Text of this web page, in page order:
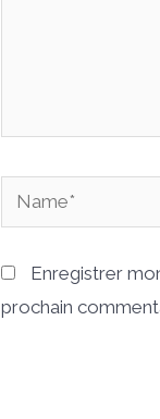
Name*
Enregistrer
prochain